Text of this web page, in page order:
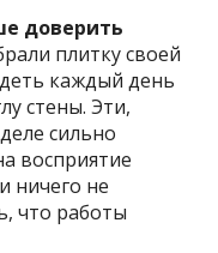
доверить
плитку своей
каждый день
стены. Эти,
сильно
восприятие
ничего не
что работы